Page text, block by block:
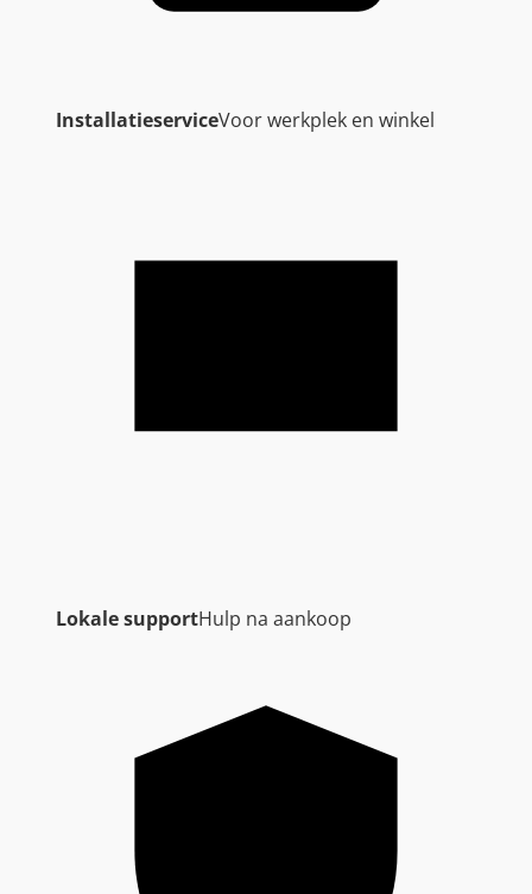
InstallatieserviceVoor werkplek en winkel
Lokale supportHulp na aankoop